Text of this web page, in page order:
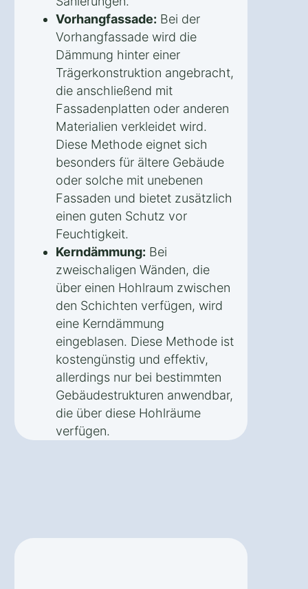
Vorhangfassade: Bei der
Vorhangfassade wird die
Dämmung hinter einer
Trägerkonstruktion angebracht,
die anschließend mit
Fassadenplatten oder anderen
Materialien verkleidet wird.
Diese Methode eignet sich
besonders für ältere Gebäude
oder solche mit unebenen
Fassaden und bietet zusätzlich
einen guten Schutz vor
Feuchtigkeit.
Kerndämmung: Bei
zweischaligen Wänden, die
über einen Hohlraum zwischen
den Schichten verfügen, wird
eine Kerndämmung
eingeblasen. Diese Methode ist
kostengünstig und effektiv,
allerdings nur bei bestimmten
Gebäudestrukturen anwendbar,
die über diese Hohlräume
verfügen.